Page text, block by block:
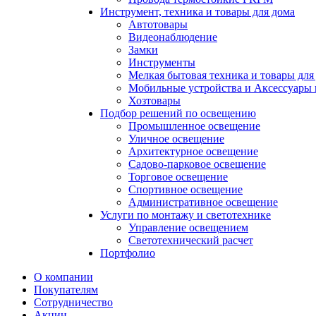
Инструмент, техника и товары для дома
Автотовары
Видеонаблюдение
Замки
Инструменты
Мелкая бытовая техника и товары для
Мобильные устройства и Аксессуары
Хозтовары
Подбор решений по освещению
Промышленное освещение
Уличное освещение
Архитектурное освещение
Садово-парковое освещение
Торговое освещение
Спортивное освещение
Административное освещение
Услуги по монтажу и светотехнике
Управление освещением
Светотехнический расчет
Портфолио
О компании
Покупателям
Сотрудничество